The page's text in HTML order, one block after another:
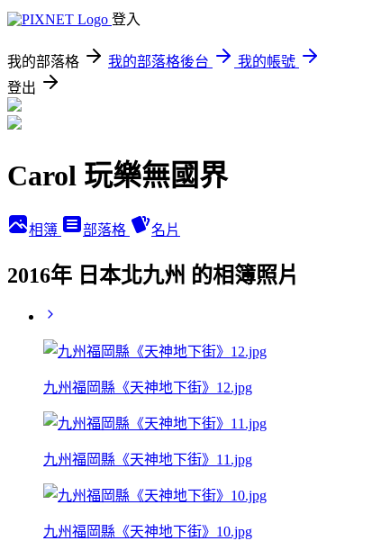
登入
我的部落格 我的部落格後台
我的帳號
登出
Carol 玩樂無國界
相簿 部落格 名片
2016年 日本北九州 的相簿照片
九州福岡縣《天神地下街》12.jpg
九州福岡縣《天神地下街》11.jpg
九州福岡縣《天神地下街》10.jpg